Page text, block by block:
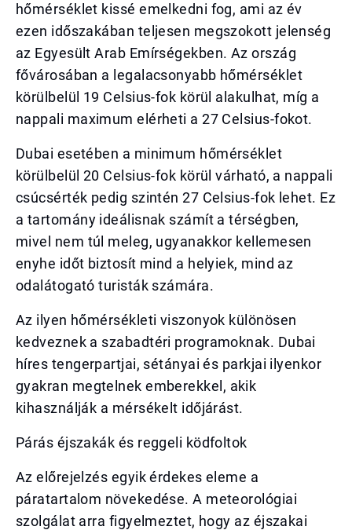
hőmérséklet kissé emelkedni fog, ami az év
ezen időszakában teljesen megszokott jelenség
az Egyesült Arab Emírségekben. Az ország
fővárosában a legalacsonyabb hőmérséklet
körülbelül 19 Celsius-fok körül alakulhat, míg a
nappali maximum elérheti a 27 Celsius-fokot.
Dubai esetében a minimum hőmérséklet
körülbelül 20 Celsius-fok körül várható, a nappali
csúcsérték pedig szintén 27 Celsius-fok lehet. Ez
a tartomány ideálisnak számít a térségben,
mivel nem túl meleg, ugyanakkor kellemesen
enyhe időt biztosít mind a helyiek, mind az
odalátogató turisták számára.
Az ilyen hőmérsékleti viszonyok különösen
kedveznek a szabadtéri programoknak. Dubai
híres tengerpartjai, sétányai és parkjai ilyenkor
gyakran megtelnek emberekkel, akik
kihasználják a mérsékelt időjárást.
Párás éjszakák és reggeli ködfoltok
Az előrejelzés egyik érdekes eleme a
páratartalom növekedése. A meteorológiai
szolgálat arra figyelmeztet, hogy az éjszakai